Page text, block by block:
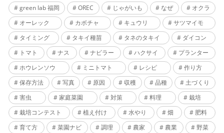
green lab 福岡 OREC じゃがいも なぜ
オクラ
オーレック
カボチャ キュウリ
サツマイモ
タイミング
タキイ種苗 タネのタキイ
ダイコン
トマト
ナス ナビラー ハクサイ
プランター
ホウレンソウ
ミニトマト レシピ
作り方
保存方法
写真 原因 収穫 品種
土づくり
害虫
家庭菜園 対策 料理
栽培
栽培コンテスト
植え付け 水やり 畑
肥料
育て方
菜園ナビ 調理 農家 農業
野菜